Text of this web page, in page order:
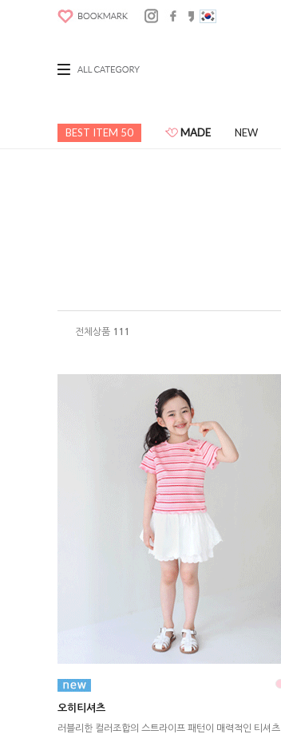
BEST ITEM 50 MADE NEW
전체상품 111
오히티셔츠
러블리한 컬러조합의 스트라이프 패턴이 매력적인 티셔츠